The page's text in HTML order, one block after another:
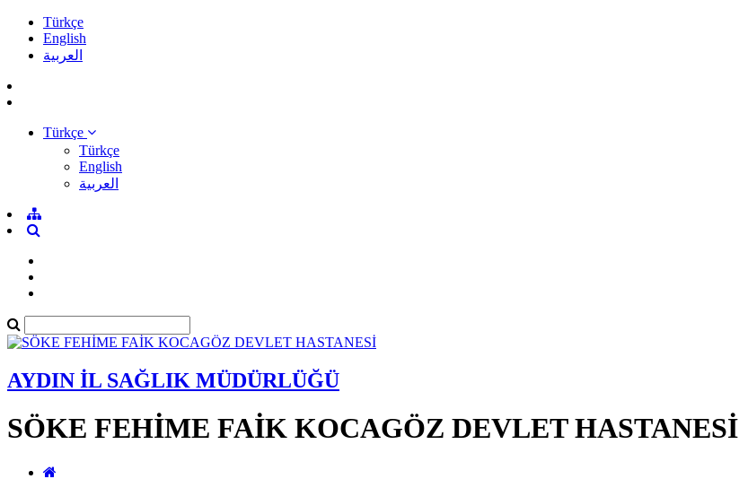
Türkçe
English
العربية
Türkçe
Türkçe
English
العربية
AYDIN İL SAĞLIK MÜDÜRLÜĞÜ
SÖKE FEHİME FAİK KOCAGÖZ DEVLET HASTANESİ